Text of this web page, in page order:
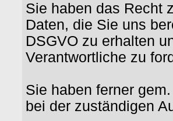
Sie haben das Recht
Daten, die Sie uns
DSGVO zu erhalten
Verantwortliche zu
Sie haben ferner
bei der zuständigen